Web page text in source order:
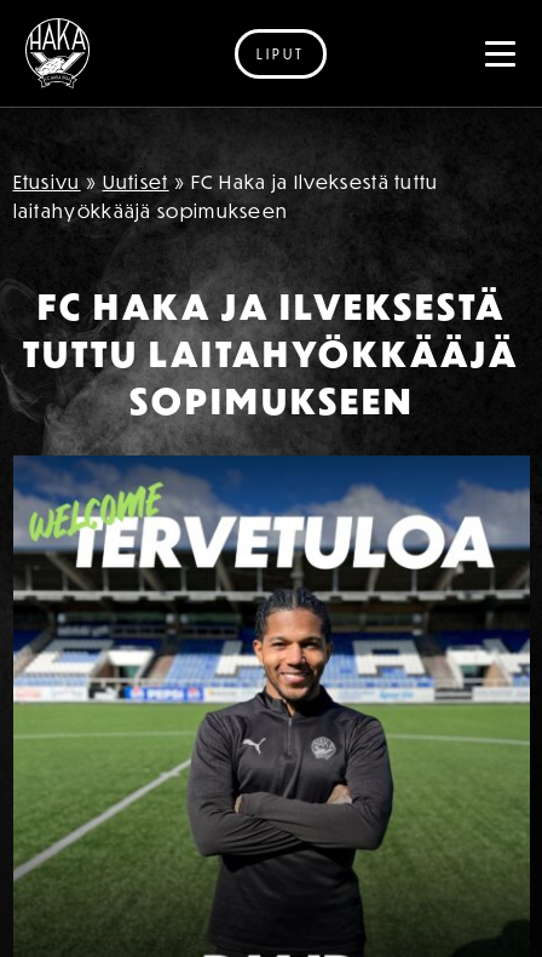
Siirry sisältöön
LIPUT
Etusivu » Uutiset » FC Haka ja Ilveksestä tuttu
laitahyökkääjä sopimukseen
FC HAKA JA ILVEKSESTÄ
TUTTU LAITAHYÖKKÄÄJÄ
SOPIMUKSEEN